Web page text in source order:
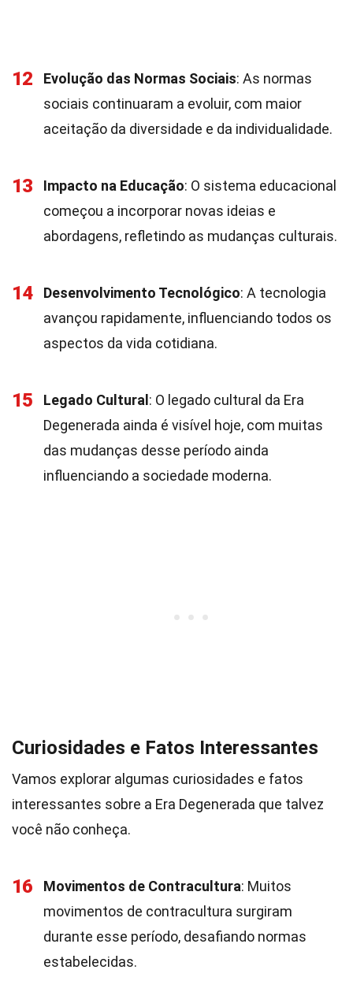
12 Evolução das Normas Sociais: As normas
sociais continuaram a evoluir, com maior
aceitação da diversidade e da individualidade.
13 Impacto na Educação: O sistema educacional
começou a incorporar novas ideias e
abordagens, refletindo as mudanças culturais.
14 Desenvolvimento Tecnológico: A tecnologia
avançou rapidamente, influenciando todos os
aspectos da vida cotidiana.
15 Legado Cultural : O legado cultural da Era
Degenerada ainda é visível hoje, com muitas
das mudanças desse período ainda
influenciando a sociedade moderna.
Curiosidades e Fatos Interessantes
Vamos explorar algumas curiosidades e fatos
interessantes sobre a Era Degenerada que talvez
você não conheça.
16 Movimentos de Contracultura: Muitos
movimentos de contracultura surgiram
durante esse período, desafiando normas
estabelecidas.